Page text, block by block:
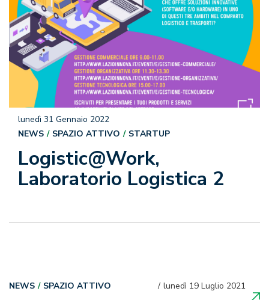
Logistic@Work,
Laboratorio Logistica 2
lunedì 31 Gennaio 2022
NEWS
SPAZIO ATTIVO STARTUP
lunedì 19 Luglio 2021
NEWS SPAZIO ATTIVO